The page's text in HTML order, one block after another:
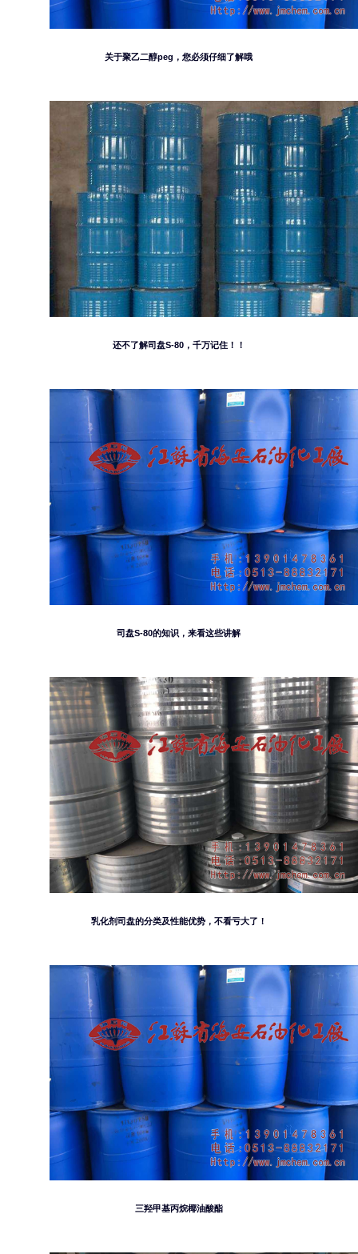
关于聚乙二醇peg，您必须仔细了解哦
还不了解司盘S-80，千万记住！！
司盘S-80的知识，来看这些讲解
乳化剂司盘的分类及性能优势，不看亏大了！
三羟甲基丙烷椰油酸酯